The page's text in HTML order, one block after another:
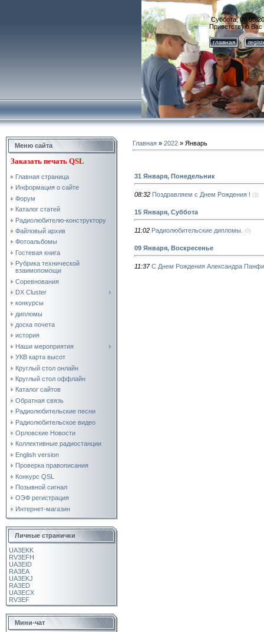
Суббота,
Приветствую Вас
главная
Меню сайта
Заказать печать QSL
Главная страница
Информация о сайте
Форум
Каталог статей
Радиолюбителю-конструктору
Файловый архив
Фотоальбомы
Гостевая книга
Рубрика технической
взаимопомощи
Соревнования
DX Cluster
конкурсы
дипломы
доска почета
история
Наши мероприятия
УКВ карта высот
Круглый стол онлайн
Круглый стол оффлайн
Каталог сайтов
Обратная связь
Радиолюбительские песни
Радиолюбительское видео
Орловские Новости
Коллективные радиостанции
English version
Проверка правописания
Конкурс QSL
Позывной сигнал
ОЭФ регистрация
Интернет-магазин
Личные странички
UA3EKK
RV3EFH
UA3EID
RA3EA
UA3EKJ
RA3ED
UA3ECX
RV3EF
Мини-чат
Главная » 2022 » Январь
31 Января, Понедельник
08:32 Поздравляем с Днем Рождения ! (3)
15 Января, Суббота
11:02 Радиолюбительские дипломы. (0)
09 Января, Воскресенье
11:37 С Днем Рождения Александра